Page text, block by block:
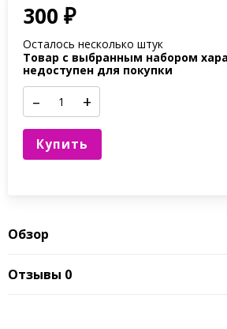
300₽
Осталось несколько штук
Товар с выбранным набором
недоступен для покупки
– +
Купить
Обзор
Отзывы 0